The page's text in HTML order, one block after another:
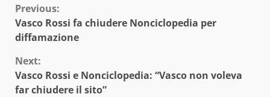
Continue
Reading
Previous:
Vasco Rossi fa chiudere Nonciclopedia per
diffamazione
Next:
Vasco Rossi e Nonciclopedia: “Vasco non voleva
far chiudere il sito”